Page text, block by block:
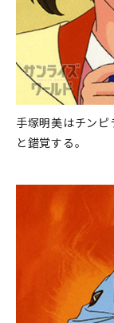
手塚明美はチン
と錯覚する。